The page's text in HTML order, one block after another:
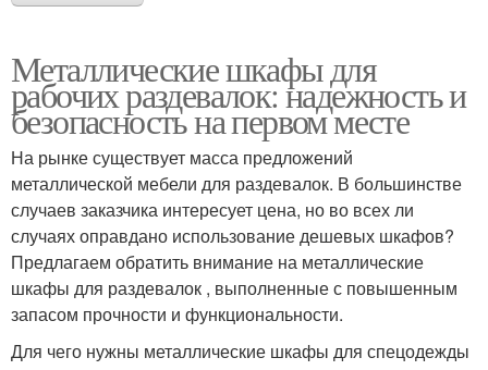
Металлические шкафы для
рабочих раздевалок: надежность и
безопасность на первом месте
На рынке существует масса предложений
металлической мебели для раздевалок. В большинстве
случаев заказчика интересует цена, но во всех ли
случаях оправдано использование дешевых шкафов?
Предлагаем обратить внимание на металлические
шкафы для раздевалок , выполненные с повышенным
запасом прочности и функциональности.
Для чего нужны металлические шкафы для спецодежды